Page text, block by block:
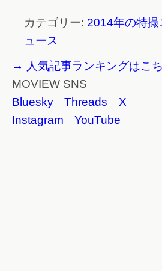
カテゴリー: 2014年の特撮
ュース
→ 人気記事ランキングはこ
MOVIEW SNS
Bluesky
Threads
X
Instagram
YouTube